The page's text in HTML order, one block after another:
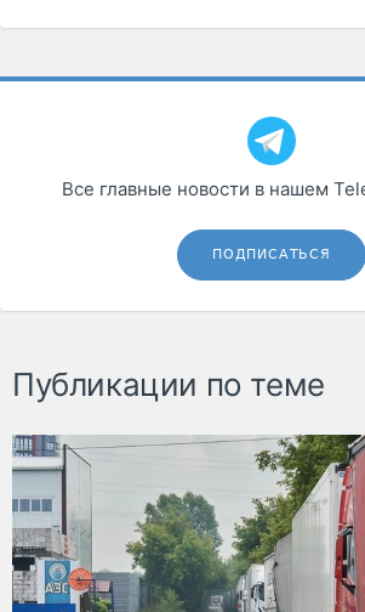
Все главные новости в нашем
ПОДПИСАТЬСЯ
Публикации по теме